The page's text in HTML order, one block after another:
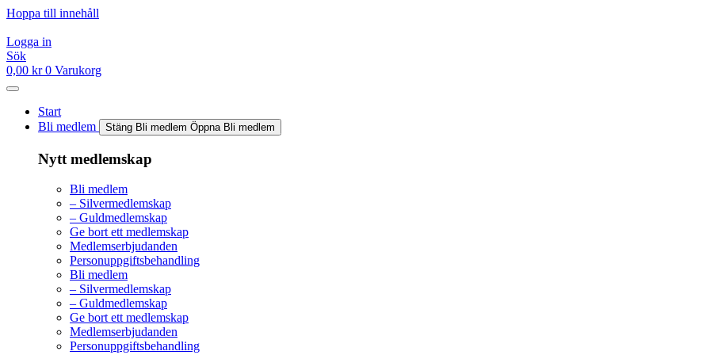
Hoppa till innehåll
Logga in
Sök
0,00 kr 0 Varukorg
Start
Bli medlem
Stäng Bli medlem Öppna Bli medlem
Nytt medlemskap
Bli medlem
– Silvermedlemskap
– Guldmedlemskap
Ge bort ett medlemskap
Medlemserbjudanden
Personuppgiftsbehandling
Bli medlem
– Silvermedlemskap
– Guldmedlemskap
Ge bort ett medlemskap
Medlemserbjudanden
Personuppgiftsbehandling